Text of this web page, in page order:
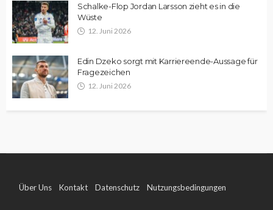
Schalke-Flop Jordan Larsson zieht es in die
Wüste
12. Juni 2026
Edin Dzeko sorgt mit Karriereende-Aussage für
Fragezeichen
12. Juni 2026
Über Uns Kontakt Datenschutz Nutzungsbedingungen